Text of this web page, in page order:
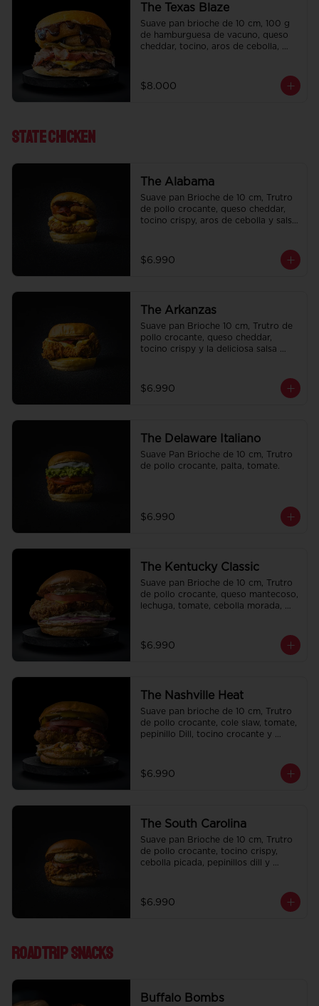
The Texas Blaze
Suave pan brioche de 10 cm, 100 g
de hamburguesa de vacuno, queso
cheddar, tocino, aros de cebolla,
$8.000
State ChIcken
The Alabama
Suave pan Brioche de 10 cm, Trutro
de pollo crocante, queso cheddar,
tocino crispy, aros de cebolla y salsa
$6.990
The Arkanzas
Suave pan Brioche 10 cm, Trutro de
pollo crocante, queso cheddar,
tocino crispy y la deliciosa salsa
$6.990
The Delaware Italiano
Suave Pan Brioche de 10 cm, Trutro
de pollo crocante, palta, tomate.
$6.990
The Kentucky Classic
Suave pan Brioche de 10 cm, Trutro
de pollo crocante, queso mantecoso,
lechuga, tomate, cebolla morada,
$6.990
The Nashville Heat
Suave pan brioche de 10 cm, Trutro
de pollo crocante, cole slaw, tomate,
pepinillo Dill, tocino crocante y
$6.990
The South Carolina
Suave pan Brioche de 10 cm, Trutro
de pollo crocante, tocino crispy,
cebolla picada, pepinillos dill y
$6.990
Roadtrip Snacks
Buffalo Bombs